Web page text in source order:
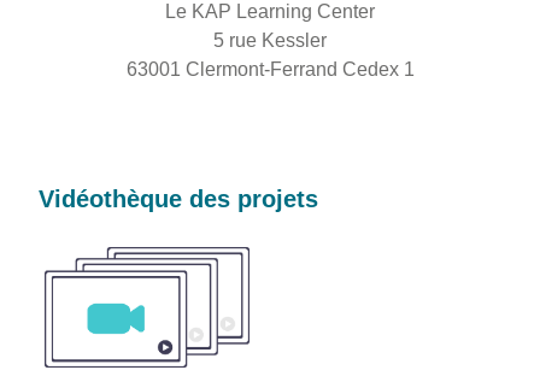
Le KAP Learning Center
5 rue Kessler
63001 Clermont-Ferrand Cedex 1
Vidéothèque des projets